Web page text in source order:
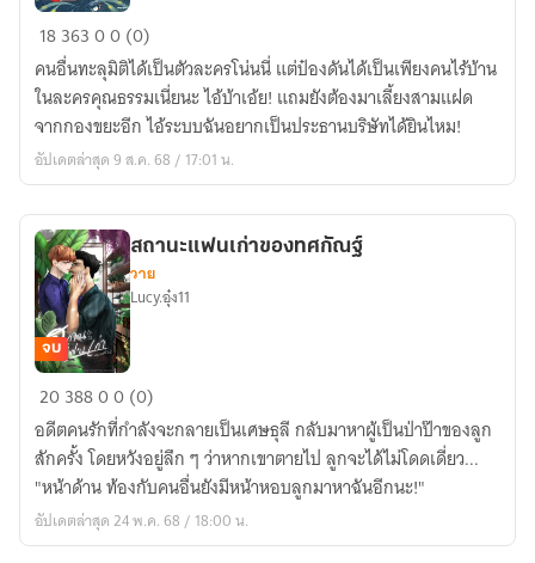
ทะลุ
มิติ
ไป
เลี้ยง3แฝด
จาก
กอง
1836300 (0)
คนอื่นทะลุมิติได้เป็นตัวละครโน่นนี่ แต่ป๋องดันได้เป็นเพียงคนไร้บ้าน
ในละครคุณธรรมเนี่ยนะ ไอ้บ้าเอ้ย! แถมยังต้องมาเลี้ยงสามแฝด
จากกองขยะอีก ไอ้ระบบฉันอยากเป็นประธานบริษัทได้ยินไหม!
อัปเดตล่าสุด 9 ส.ค. 68 / 17:01 น.
สถานะ
แฟน
เก่า
ของ
ทศ
กัณฐ์
จบ
สถานะแฟนเก่าของทศกัณฐ์
วาย
Lucy.อุ๋ง11
2038800 (0)
อดีตคนรักที่กำลังจะกลายเป็นเศษธุลี กลับมาหาผู้เป็นป่าป๊าของลูก
สักครั้ง โดยหวังอยู่ลึก ๆ ว่าหากเขาตายไป ลูกจะได้ไม่โดดเดี่ยว...
"หน้าด้าน ท้องกับคนอื่นยังมีหน้าหอบลูกมาหาฉันอีกนะ!"
อัปเดตล่าสุด 24 พ.ค. 68 / 18:00 น.